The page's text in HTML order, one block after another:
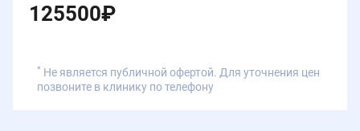
125500₽
* Не является публичной офертой. Для уточнения цен
позвоните в клинику по телефону